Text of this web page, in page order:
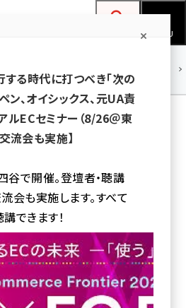
ショップ担当者フォーラム
MENU
記事（新着順）
ンド Presented by
を高める「デジ
とは？
の組織などが切り離されているのは“RED
ている
る時代に打つべき「次の
ン、オイシックス、元UA責
ルECセミナー（8/26＠東
交流会も実施】
谷で開催。登壇者・聴講
会も実施します。すべて
できます！